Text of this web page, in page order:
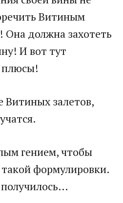
Витиным
должна захотеть
И вот тут
плюсы!
залетов,
гением, чтобы
формулировки.